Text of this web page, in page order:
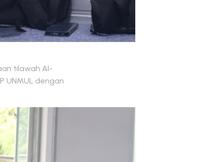
tilawah Al-
UNMUL dengan